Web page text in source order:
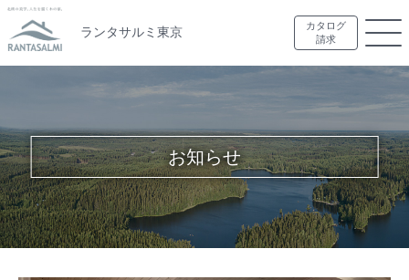
ランタサルミ東京
カタログ
請求
お知らせ